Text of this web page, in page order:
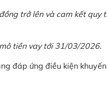
trở lên và cam kết quy
tiền vay tới 31/03/2026.
đáp ứng điều kiện